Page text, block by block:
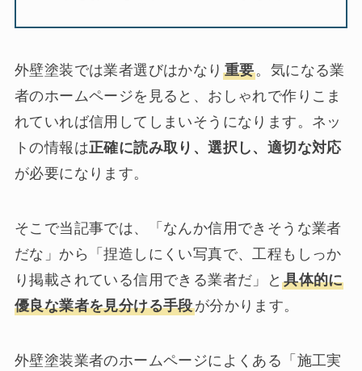
外壁塗装では業者選びはかなり 重要。気になる業
者のホームページを見ると、おしゃれで作りこま
れていれば信用してしまいそうになります。ネッ
トの情報は正確に読み取り、選択し、適切な対応
が必要になります。
そこで当記事では、「なんか信用できそうな業者
だな」から「捏造しにくい写真で、工程もしっか
り掲載されている信用できる業者だ」と具体的に
優良な業者を見分ける手段が分かります。
外壁塗装業者のホームページによくある「施工実